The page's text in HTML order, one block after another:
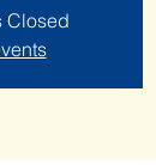
Closed